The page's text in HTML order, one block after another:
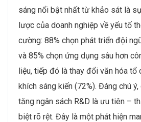
sáng nổi bật nhất từ khảo sát là
lược của doanh nghiệp về yếu tố
cường: 88% chọn phát triển đội
và 85% chọn ứng dụng sâu hơn
liệu, tiếp đó là thay đổi văn hóa tổ
khích sáng kiến (72%). Đáng chú
tăng ngân sách R&D là ưu tiên –
biệt rõ rệt. Đây là một phát hiện